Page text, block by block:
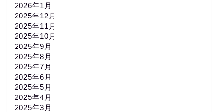
2026年1月
2025年12月
2025年11月
2025年10月
2025年9月
2025年8月
2025年7月
2025年6月
2025年5月
2025年4月
2025年3月